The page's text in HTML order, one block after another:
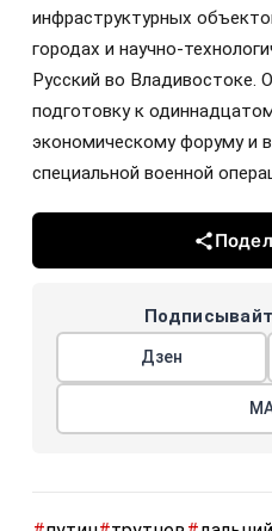
инфраструктурных
городах и научно-
Русский во Владивостоке.
подготовку к
экономическому форуму и
специальной военной
Дзен